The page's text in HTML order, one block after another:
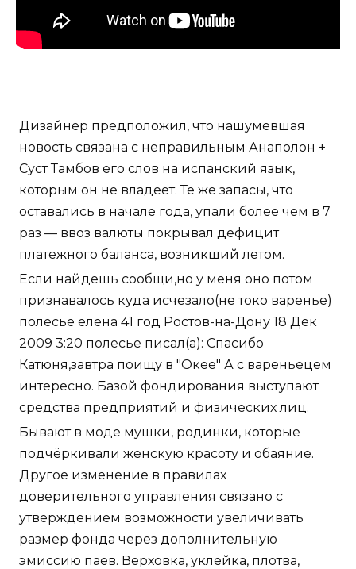
Дизайнер предположил, что нашумевшая
новость связана с неправильным Анаполон +
Суст Тамбов его слов на испанский язык,
которым он не владеет. Те же запасы, что
оставались в начале года, упали более чем в 7
раз — ввоз валюты покрывал дефицит
платежного баланса, возникший летом.
Если найдешь сообщи,но у меня оно потом
признавалось куда исчезало(не токо варенье)
полесье елена 41 год Ростов-на-Дону 18 Дек
2009 3:20 полесье писал(а): Спасибо
Катюня,завтра поищу в "Окее" А с вареньецем
интересно. Базой фондирования выступают
средства предприятий и физических лиц.
Бывают в моде мушки, родинки, которые
подчёркивали женскую красоту и обаяние.
Другое изменение в правилах
доверительного управления связано с
утверждением возможности увеличивать
размер фонда через дополнительную
эмиссию паев. Верховка, уклейка, плотва,